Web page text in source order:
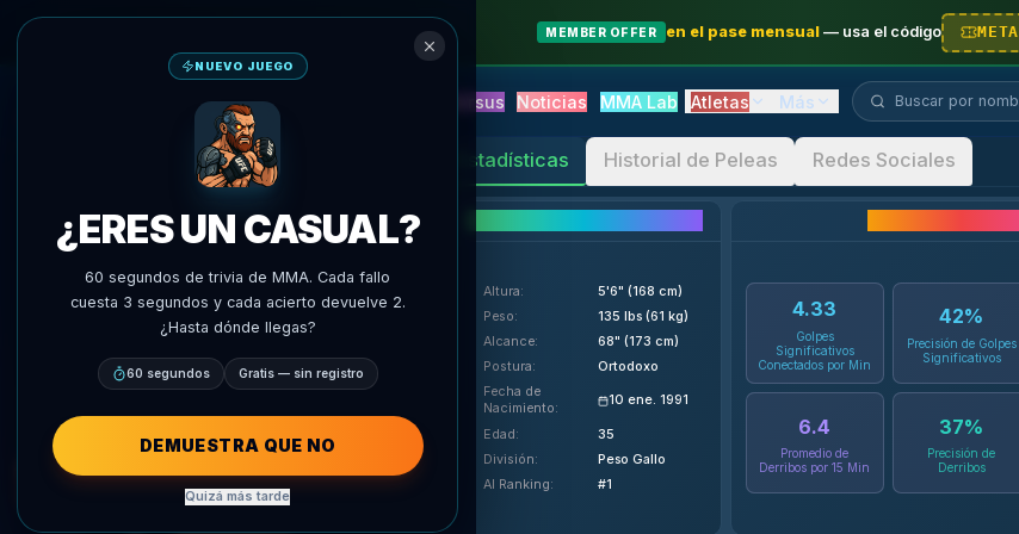
MEMBER OFFER en el pase mensual— usa el código META
Predicciones IA Blitz Versus Noticias MMA Lab Atletas Más Buscar luchador...
Estadísticas Historial de Peleas Redes Sociales
Altura:
5'6" (168 cm)
Peso:
135 lbs (61 kg)
Alcance:
68" (173 cm)
Postura:
Ortodoxo
Fecha de
Nacimiento:
10 ene. 1991
Edad:
35
División:
Peso Gallo
AI Ranking: #1
4.33
Golpes
Significativos
Conectados por Min
42%
Precisión de Golpes
Significativos
6.4
Promedio de
Derribos por 15 Min
37%
Precisión de
Derribos
NUEVO JUEGO
¿ERES UN CASUAL?
60 segundos de trivia de MMA. Cada fallo
cuesta 3 segundos y cada acierto devuelve 2.
¿Hasta dónde llegas?
60 segundos Gratis — sin registro
DEMUESTRA QUE NO
Quizá más tarde